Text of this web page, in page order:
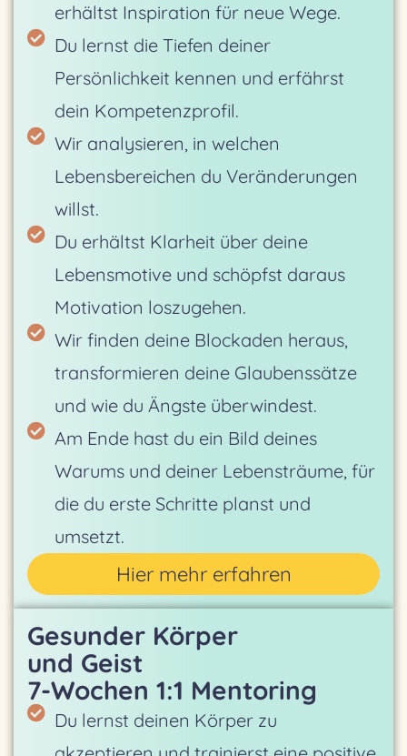
erhältst Inspiration für neue Wege.
Du lernst die Tiefen deiner
Persönlichkeit kennen und erfährst
dein Kompetenzprofil.
Wir analysieren, in welchen
Lebensbereichen du Veränderungen
willst.
Du erhältst Klarheit über deine
Lebensmotive und schöpfst daraus
Motivation loszugehen.
Wir finden deine Blockaden heraus,
transformieren deine Glaubenssätze
und wie du Ängste überwindest.
Am Ende hast du ein Bild deines
Warums und deiner Lebensträume, für
die du erste Schritte planst und
umsetzt.
Hier mehr erfahren
Gesunder Körper
und Geist
7-Wochen 1:1 Mentoring
Du lernst deinen Körper zu